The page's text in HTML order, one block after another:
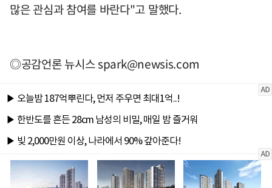
많은 관심과 참여를 바란다"고 말했다.
◎공감언론 뉴시스spark@newsis.com